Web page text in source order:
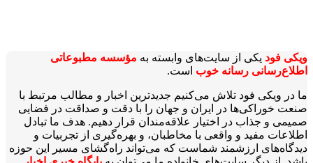
ویکی‌ فود یکی از سایت‌های وابسته به مؤسسه مطبوعاتی
اطلاع‌رسانی رسانه خوب است.
ما در ویکی‌ فود تلاش می‌کنیم جدیدترین اخبار و مطالب مرتبط با
صنعت خوراکی‌ها در ایران و جهان را با دقت و صداقت در فضایی
صمیمی و جذاب در اختیار علاقه‌مندان قرار دهیم. هدف ما تبادل
اطلاعات مفید و واقعی با مخاطبان، و بهره‌گیری از تجربیات و
دیدگاه‌های ارزشمند شماست که می‌تواند راه‌گشای مسیر این حوزه